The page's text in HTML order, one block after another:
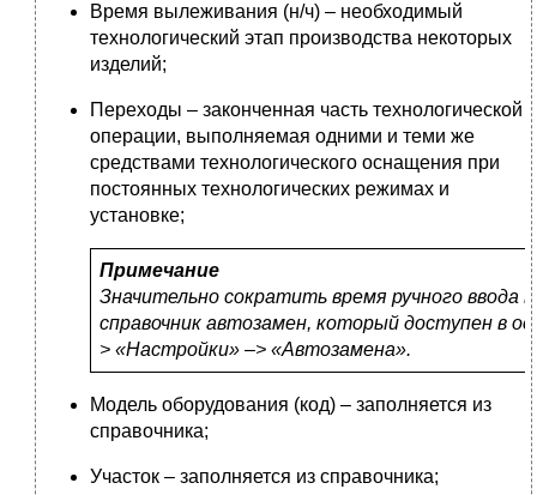
Время вылеживания (н/ч) – необходимый
технологический этап производства некоторых
изделий;
Переходы – законченная часть технологической
операции, выполняемая одними и теми же
средствами технологического оснащения при
постоянных технологических режимах и
установке;
Примечание
Значительно сократить время ручного ввода
справочник автозамен, который доступен в
> «Настройки» –> «Автозамена».
Модель оборудования (код) – заполняется из
справочника;
Участок – заполняется из справочника;